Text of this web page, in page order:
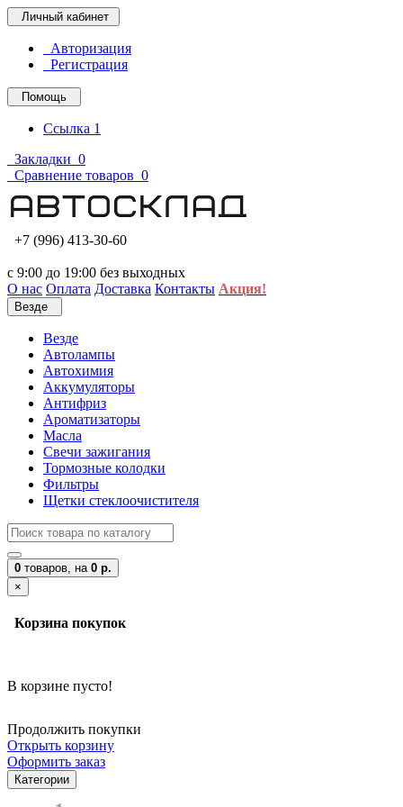
Личный кабинет
Авторизация
Регистрация
Помощь
Ссылка 1
Закладки 0
Сравнение товаров 0
+7 (996) 413-30-60
с 9:00 до 19:00 без выходных
О нас Оплата Доставка Контакты Акция!
Везде
Везде
Автолампы
Автохимия
Аккумуляторы
Антифриз
Ароматизаторы
Масла
Свечи зажигания
Тормозные колодки
Фильтры
Щетки стеклоочистителя
0 товаров, на 0 р.
×
Корзина покупок
В корзине пусто!
Продолжить покупки
Открыть корзину
Оформить заказ
Категории